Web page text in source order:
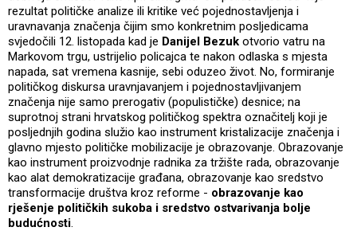
rezultat političke analize ili kritike već pojednostavljenja i
uravnavanja značenja čijim smo konkretnim posljedicama
svjedočili 12. listopada kad je Danijel Bezuk otvorio vatru na
Markovom trgu, ustrijelio policajca te nakon odlaska s mjesta
napada, sat vremena kasnije, sebi oduzeo život. No, formiranje
političkog diskursa uravnjavanjem i pojednostavljivanjem
značenja nije samo prerogativ (populističke) desnice; na
suprotnoj strani hrvatskog političkog spektra označitelj koji je
posljednjih godina služio kao instrument kristalizacije značenja i
glavno mjesto političke mobilizacije je obrazovanje. Obrazovanje
kao instrument proizvodnje radnika za tržište rada, obrazovanje
kao alat demokratizacije građana, obrazovanje kao sredstvo
transformacije društva kroz reforme - obrazovanje kao
rješenje političkih sukoba i sredstvo ostvarivanja bolje
budućnosti.